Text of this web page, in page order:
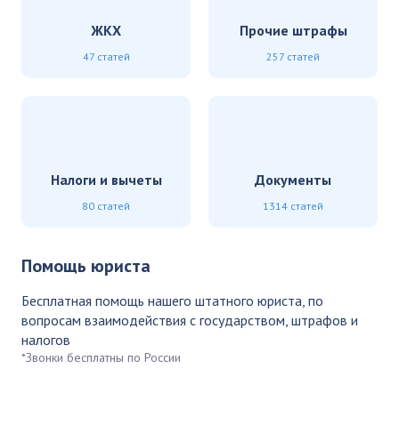
ЖКХ
47 статей
Прочие штрафы
257 статей
Налоги и вычеты
80 статей
Документы
1314 статей
Помощь юриста
Бесплатная помощь нашего штатного юриста, по
вопросам взаимодействия с государством, штрафов и
налогов
*Звонки бесплатны по России